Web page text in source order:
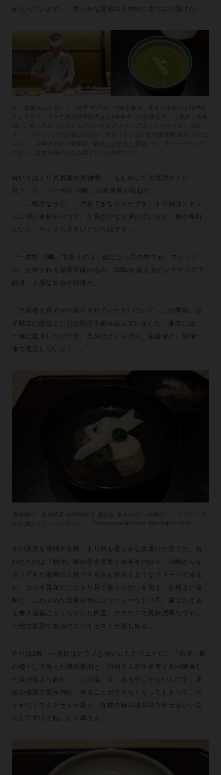
が入っています」。滑らかな質感の玉締めに生ウニが蕩けた。
としてカウンター主体の日本料理店を約6年率いた経験を持つ（撮影：塩崎
聰）。右／替の「ホワイトアスパラ玉〆 スナップエンドウすり流し 花ゆ
数馬（かずま）酒造
続いてはトリ貝真薯の煮物椀。「もしかして七尾湾のトリ
貝？」と、『一本杉 川嶋』の常連客が尋ねた。
「……残念ながら、ご用意できなかったです。トリ貝はストレ
スに弱い食材の一つで、生育がかなり遅れています。数が獲れ
ないし、サイズも小さいという話です」。
『一本杉 川嶋』で扱うのは、 能登とり貝 の中でも「プレミア
ム」と称される最高等級のもの。200gを超えるビッグサイズで
肉厚、上品な甘みが特徴だ。
「生産者と直でやり取りさせていただいていて、この季節、必
ず献立に 能登とり貝の料理
を組み込んでいました。来年には、
一緒に復活したいです。自分だけじゃダメ。生産者と、地域一
体で復活しないと！」。
煮物椀の「鳥貝真蒸 矢羽根独活 蓬白玉 巻きゆば へぎ柚子」。ペアリング
のお酒はフランスの赤ワイン「Bourgogne Robloet Marchand 2019」。
その決意を表明する椀。トリ貝を柔らかな真薯に仕立てた。合
わせたのは『柏屋』製の巻き湯葉とヨモギの白玉。川嶋さんが
採ってきた能登の天然ウドを的を射抜くようなイメージで添え
た。カツオ昆布だしにトリ貝で取っただしを加え、心地よい塩
味に。ふわふわな真薯生地にジューシーなトリ貝、歯ごたえあ
る巻き湯葉にもっちりした白玉、サクサクで風味濃厚なウド。
一椀で多彩な食感のコントラストが楽しめる。
造りは2種。一品目はヒラメと洗いにした甘エビに、『柏屋』製
の梅干しで作った梅肉醤油と、川嶋さんが生産者と共同開発し
た塩が添えられた。「この塩、今、ある分しかないんです。津
波の被害で窯が倒れ、作ることができなくなってしまって。カ
ドがなくてミネラルが多く、食材の持ち味を引き出せるいい塩
なんですけどね」と川嶋さん。